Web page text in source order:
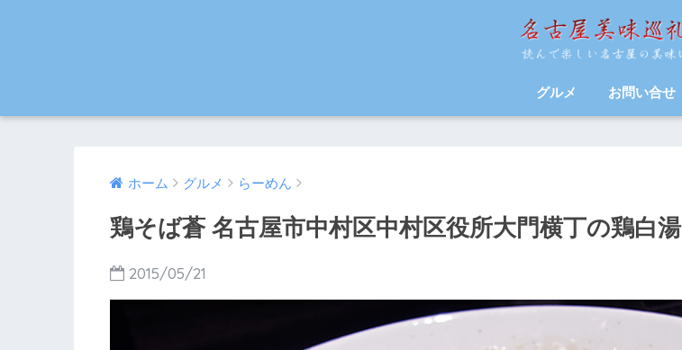
グルメ お問い合せ
ホーム グルメ らーめん
鶏そば蒼 名古屋市中村区中村区役所大門横丁の鶏白湯
2015/05/21